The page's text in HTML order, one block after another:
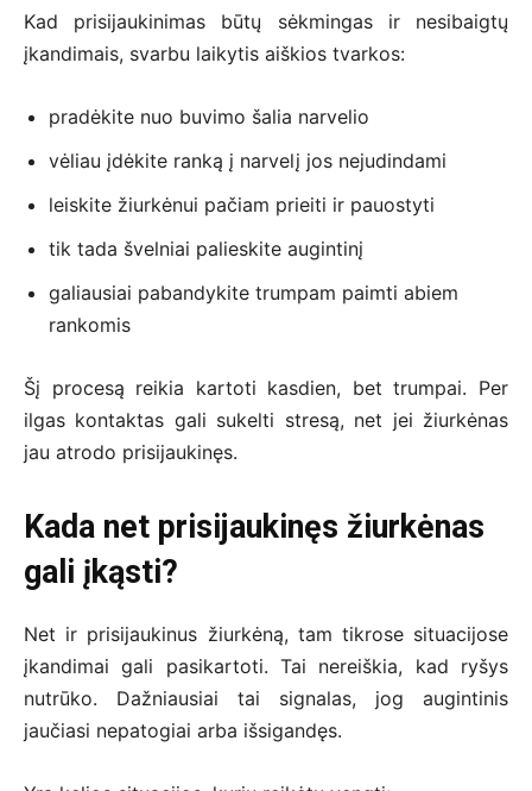
Kad prisijaukinimas būtų sėkmingas ir nesibaigtų
įkandimais, svarbu laikytis aiškios tvarkos:
pradėkite nuo buvimo šalia narvelio
vėliau įdėkite ranką į narvelį jos nejudindami
leiskite žiurkėnui pačiam prieiti ir pauostyti
tik tada švelniai palieskite augintinį
galiausiai pabandykite trumpam paimti abiem
rankomis
Šį procesą reikia kartoti kasdien, bet trumpai. Per
ilgas kontaktas gali sukelti stresą, net jei žiurkėnas
jau atrodo prisijaukinęs.
Kada net prisijaukinęs žiurkėnas
gali įkąsti?
Net ir prisijaukinus žiurkėną, tam tikrose situacijose
įkandimai gali pasikartoti. Tai nereiškia, kad ryšys
nutrūko. Dažniausiai tai signalas, jog augintinis
jaučiasi nepatogiai arba išsigandęs.